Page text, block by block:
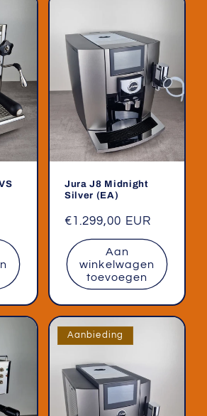
Jura J8 Midnight
Silver (EA)
Normale
prijs
€1.299,00 EUR
Aan
winkelwagen
toevoegen
Aanbieding